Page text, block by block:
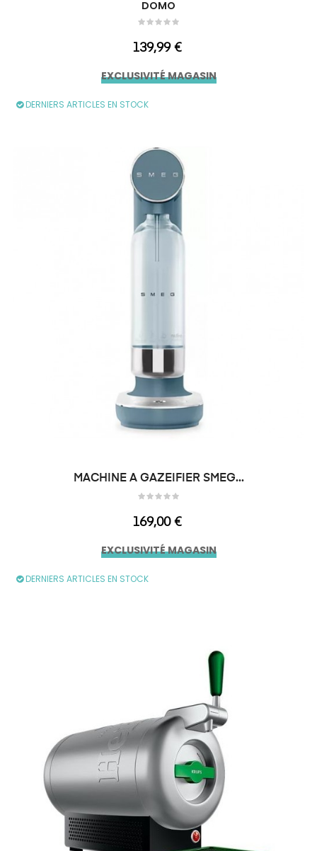
DOMO
Prix
139,99 €
EXCLUSIVITÉ MAGASIN
DERNIERS ARTICLES EN STOCK
MACHINE A GAZEIFIER SMEG...
Prix
169,00 €
EXCLUSIVITÉ MAGASIN
DERNIERS ARTICLES EN STOCK